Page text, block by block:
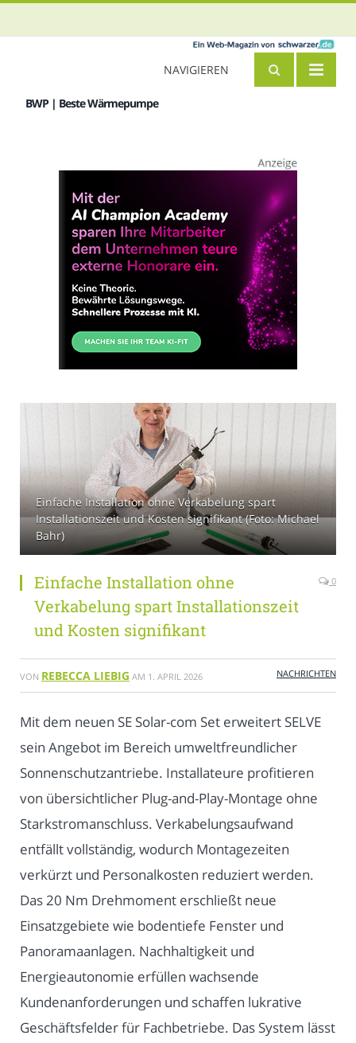
BWP | Beste Wärmepumpe
NAVIGIEREN
Einfache Installation ohne Verkabelung spart
Installationszeit und Kosten signifikant (Foto: Michael
Bahr)
Einfache Installation ohne
Verkabelung spart Installationszeit
und Kosten signifikant
0
VON REBECCA LIEBIG AM 1. APRIL 2026 NACHRICHTEN
Mit dem neuen SE Solar-com Set erweitert SELVE
sein Angebot im Bereich umweltfreundlicher
Sonnenschutzantriebe. Installateure profitieren
von übersichtlicher Plug-and-Play-Montage ohne
Starkstromanschluss. Verkabelungsaufwand
entfällt vollständig, wodurch Montagezeiten
verkürzt und Personalkosten reduziert werden.
Das 20 Nm Drehmoment erschließt neue
Einsatzgebiete wie bodentiefe Fenster und
Panoramaanlagen. Nachhaltigkeit und
Energieautonomie erfüllen wachsende
Kundenanforderungen und schaffen lukrative
Geschäftsfelder für Fachbetriebe. Das System lässt